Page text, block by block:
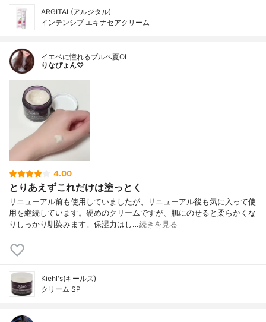
ARGITAL(アルジタル)
インテンシブ エキナセアクリーム
イエベに憧れるブルベ夏OL
りなぴょん♡
4.00
とりあえずこれだけは塗っとく
リニューアル前も使用していましたが、リニューアル後も気に入って使
用を継続しています。硬めのクリームですが、肌にのせると柔らかくな
りしっかり馴染みます。保湿力はし…続きを見る
Kiehl's(キールズ)
クリーム SP